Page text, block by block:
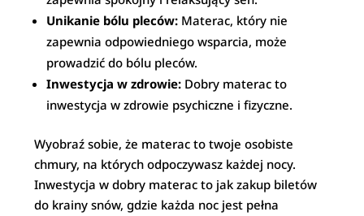
Unikanie bólu pleców: Materac, który nie
zapewnia odpowiedniego wsparcia, może
prowadzić do bólu pleców.
Inwestycja w zdrowie: Dobry materac to
inwestycja w zdrowie psychiczne i fizyczne.
Wyobraź sobie, że materac to twoje osobiste
chmury, na których odpoczywasz każdej nocy.
Inwestycja w dobry materac to jak zakup biletów
do krainy snów, gdzie każda noc jest pełna